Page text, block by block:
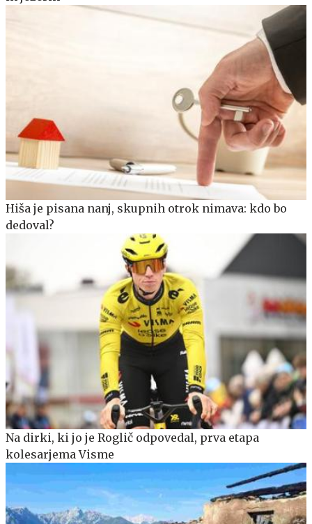
Hiša je pisana nanj, skupnih otrok nimava: kdo bo
dedoval?
Na dirki, ki jo je Roglič odpovedal, prva etapa
kolesarjema Visme